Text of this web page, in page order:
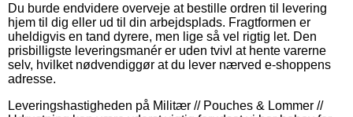
Du burde endvidere overveje at bestille ordren til levering
hjem til dig eller ud til din arbejdsplads. Fragtformen er
uheldigvis en tand dyrere, men lige så vel rigtig let. Den
prisbilligste leveringsmanér er uden tvivl at hente varerne
selv, hvilket nødvendiggør at du lever nærved e-shoppens
adresse.
Leveringshastigheden på Militær // Pouches & Lommer //